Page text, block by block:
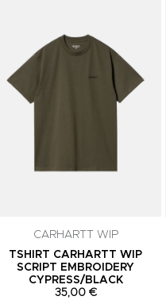
CARHARTT WIP
TSHIRT CARHARTT WIP
SCRIPT EMBROIDERY
CYPRESS/BLACK
35,00 €